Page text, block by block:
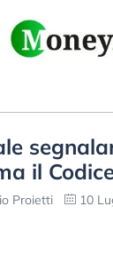
il
Proietti 10